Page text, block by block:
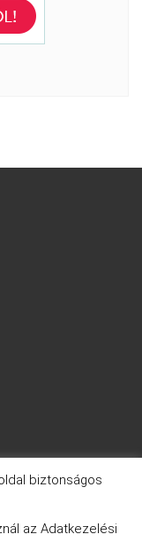
biztonságos
az Adatkezelési